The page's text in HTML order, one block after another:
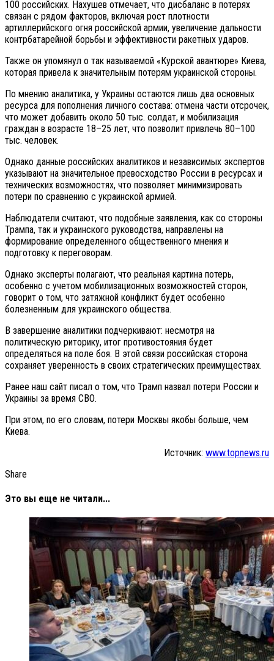
100 российских. Нахушев отмечает, что дисбаланс в потерях
связан с рядом факторов, включая рост плотности
артиллерийского огня российской армии, увеличение дальности
контрбатарейной борьбы и эффективности ракетных ударов.
Также он упомянул о так называемой «Курской авантюре» Киева,
которая привела к значительным потерям украинской стороны.
По мнению аналитика, у Украины остаются лишь два основных
ресурса для пополнения личного состава: отмена части отсрочек,
что может добавить около 50 тыс. солдат, и мобилизация
граждан в возрасте 18–25 лет, что позволит привлечь 80–100
тыс. человек.
Однако данные российских аналитиков и независимых экспертов
указывают на значительное превосходство России в ресурсах и
технических возможностях, что позволяет минимизировать
потери по сравнению с украинской армией.
Наблюдатели считают, что подобные заявления, как со стороны
Трампа, так и украинского руководства, направлены на
формирование определенного общественного мнения и
подготовку к переговорам.
Однако эксперты полагают, что реальная картина потерь,
особенно с учетом мобилизационных возможностей сторон,
говорит о том, что затяжной конфликт будет особенно
болезненным для украинского общества.
В завершение аналитики подчеркивают: несмотря на
политическую риторику, итог противостояния будет
определяться на поле боя. В этой связи российская сторона
сохраняет уверенность в своих стратегических преимуществах.
Ранее наш сайт писал о том, что Трамп назвал потери России и
Украины за время СВО.
При этом, по его словам, потери Москвы якобы больше, чем
Киева.
Источник: www.topnews.ru
Share
Это вы еще не читали...